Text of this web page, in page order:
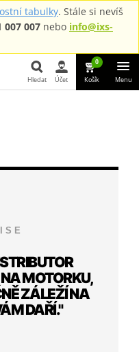
tabulky. Stále si nevíš
007 007 nebo info@ixs-
Hledat Účet
0
Košík Menu
MOTORKU,
ZÁLEŽÍ NA
DAŘÍ."